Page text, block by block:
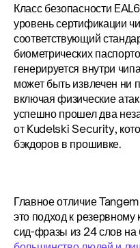
Класс безопасности
уровень сертификации
соответствующий
биометрических
генерируется внутри
может быть извлечен ни
включая физические
успешно прошел два
от Kudelski Security,
бэкдоров в прошивке.
Главное отличие
это подход к
сид-фразы из 24 слов на